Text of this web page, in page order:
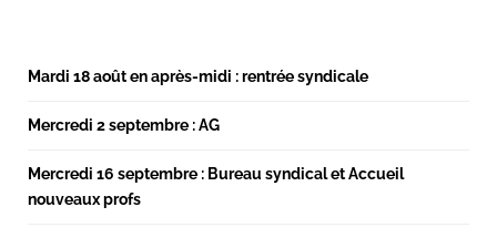
Mardi 18 août en après-midi : rentrée syndicale
Mercredi 2 septembre : AG
Mercredi 16 septembre : Bureau syndical et Accueil
nouveaux profs